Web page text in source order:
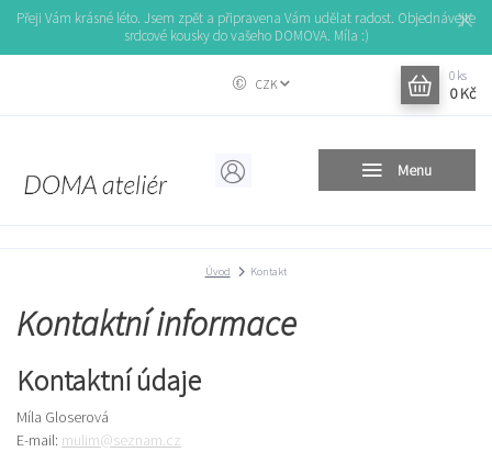
Přeji Vám krásné léto. Jsem zpět a připravena Vám udělat radost. Objednávejte
srdcové kousky do vašeho DOMOVA. Míla :)
Menu
CZK
0 ks
0 Kč
Úvod Kontakt
Kontaktní informace
Kontaktní údaje
Míla Gloserová
E-mail: mulim@seznam.cz